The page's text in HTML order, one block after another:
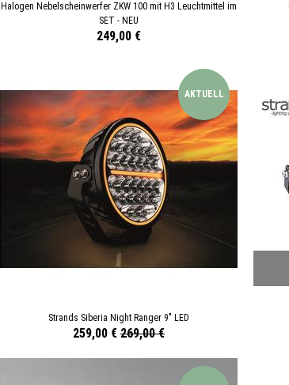
Halogen Nebelscheinwerfer ZKW 100 mit H3 Leuchtmittel im
SET - NEU
249,00 €
AKTUELL
Strands Siberia Night Ranger 9" LED
259,00 € 269,00 €